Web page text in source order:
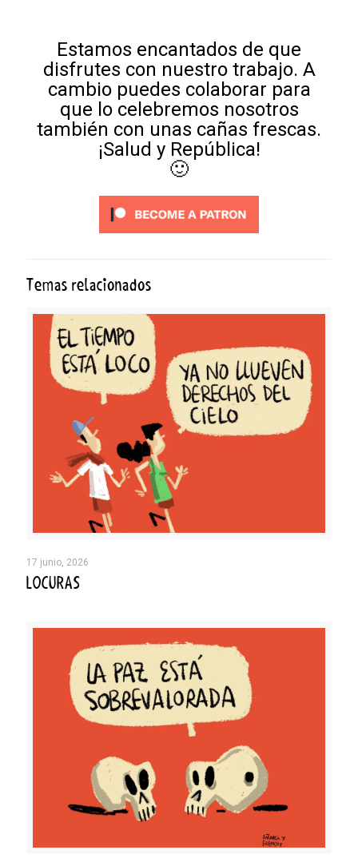
Estamos encantados de que
disfrutes con nuestro trabajo. A
cambio puedes colaborar para
que lo celebremos nosotros
también con unas cañas frescas.
¡Salud y República!
🙂
Temas relacionados
17 junio, 2026
LOCURAS